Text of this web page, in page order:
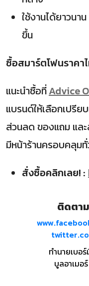
ใช้งานได้ยาวน
ขึ้น
ซื้อสมาร์ตโฟนราคา
แนะนำซื้อที่Advice
แบรนด์ให้เลือกเปรีย
ส่วนลด ของแถม แล
มีหน้าร้านครอบคลุมทั่
สั่งซื้อคลิกเลย! :
ติดตา
ทำนายเบอ
บูลอาเมอร์